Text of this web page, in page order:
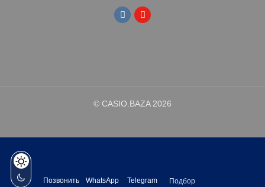
© CASIO.BAZA 2026
Позвонить WhatsApp Telegram
Подбор